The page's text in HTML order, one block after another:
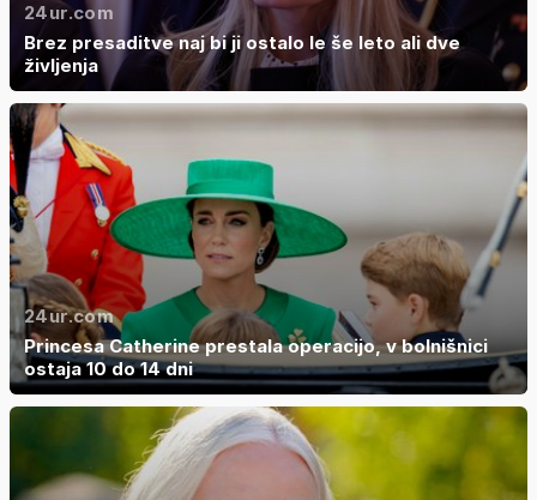
24ur.com
Brez presaditve naj bi ji ostalo le še leto ali dve
življenja
24ur.com
Princesa Catherine prestala operacijo, v bolnišnici
ostaja 10 do 14 dni